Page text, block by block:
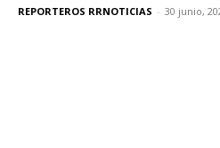
REPORTEROS RRNOTICIAS - 30 junio,